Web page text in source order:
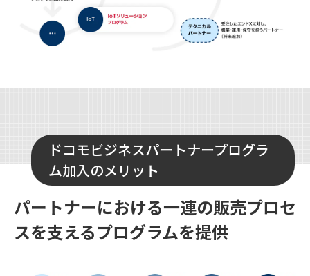
ドコモビジネスパートナープログラ
ム加入のメリット
パートナーにおける一連の販売プロセ
スを支えるプログラムを提供